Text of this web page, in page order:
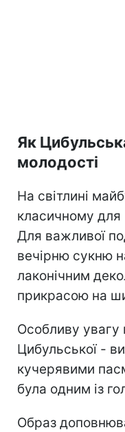
Як
молодості
На світлині
класичному для
Для важливої
вечірню сукню
лаконічним
прикрасою на
Особливу увагу
Цибульської -
кучерявими
була одним із
Образ